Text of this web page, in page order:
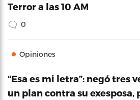
Terror a las 10 AM
0
Opiniones
“Esa es mi letra”: negó tres
un plan contra su exesposa,